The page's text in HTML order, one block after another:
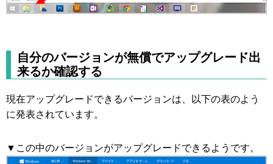
自分のバージョンが無償でアップグレード出
来るか確認する
現在アップグレードできるバージョンは、以下の表のよう
に発表されています。
▼この中のバージョンがアップグレードできるようです。